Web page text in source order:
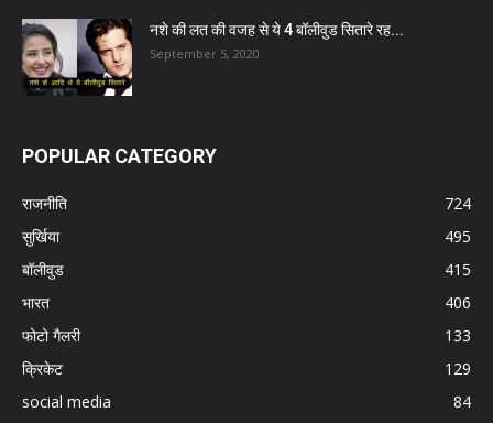
नशे की लत की वजह से ये 4 बॉलीवुड सितारे रह...
September 5, 2020
POPULAR CATEGORY
राजनीति
724
सुर्खिया
495
बॉलीवुड
415
भारत
406
फोटो गैलरी
133
क्रिकेट
129
social media
84